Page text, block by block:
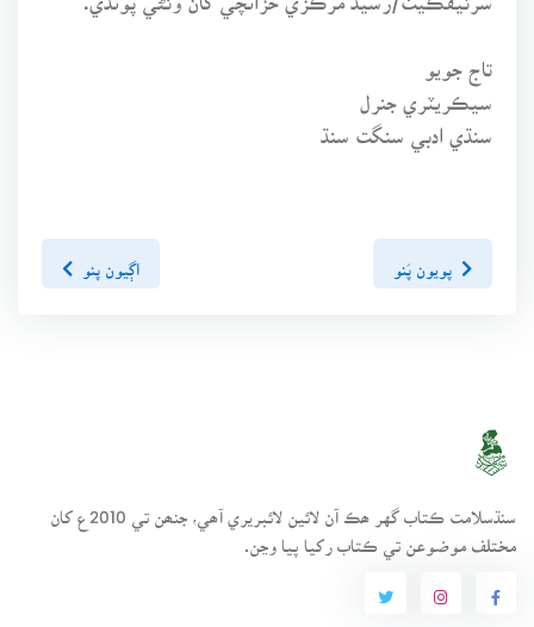
تاج جويو
سيڪريٽري جنرل
سنڌي ادبي سنگت سنڌ
اڳيون پنو
سنڌسلامت ڪتاب گهر ھڪ آن لائين لائبريري آھي، جنھن تي 2010ع کان
مختلف موضوعن تي ڪتاب رکيا پيا وڃن.